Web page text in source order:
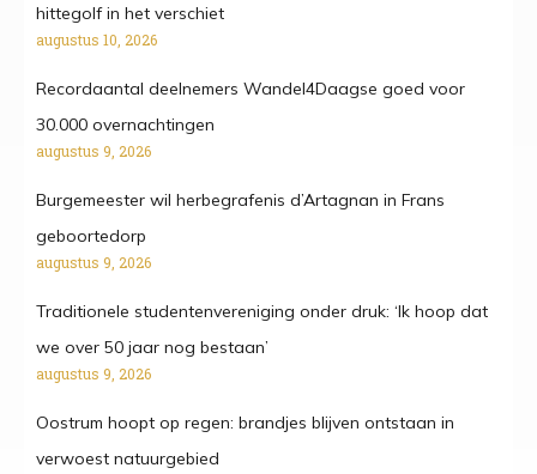
hittegolf in het verschiet
augustus 10, 2026
Recordaantal deelnemers Wandel4Daagse goed voor
30.000 overnachtingen
augustus 9, 2026
Burgemeester wil herbegrafenis d’Artagnan in Frans
geboortedorp
augustus 9, 2026
Traditionele studentenvereniging onder druk: ‘Ik hoop dat
we over 50 jaar nog bestaan’
augustus 9, 2026
Oostrum hoopt op regen: brandjes blijven ontstaan in
verwoest natuurgebied